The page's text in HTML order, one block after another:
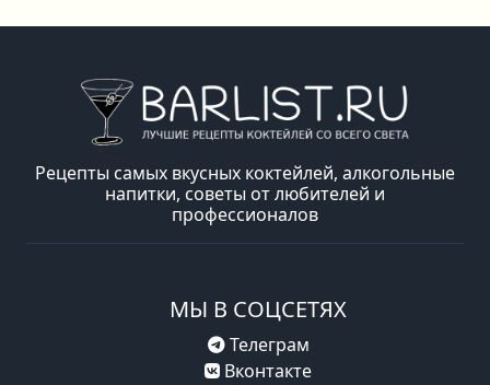
Рецепты самых вкусных коктейлей, алкогольные
напитки, советы от любителей и
профессионалов
МЫ В СОЦСЕТЯХ
Телеграм
Вконтакте